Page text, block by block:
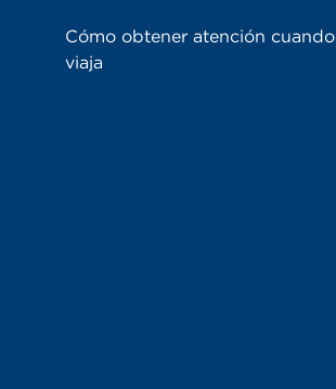
Cómo obtener atención cuando
viaja